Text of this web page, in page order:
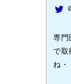
専門
で取
ね・